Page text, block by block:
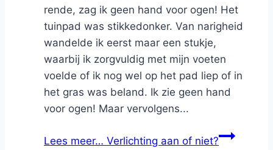
rende, zag ik geen hand voor ogen! Het
tuinpad was stikkedonker. Van narigheid
wandelde ik eerst maar een stukje,
waarbij ik zorgvuldig met mijn voeten
voelde of ik nog wel op het pad liep of in
het gras was beland. Ik zie geen hand
voor ogen! Maar vervolgens...
Lees meer… Verlichting aan of niet?